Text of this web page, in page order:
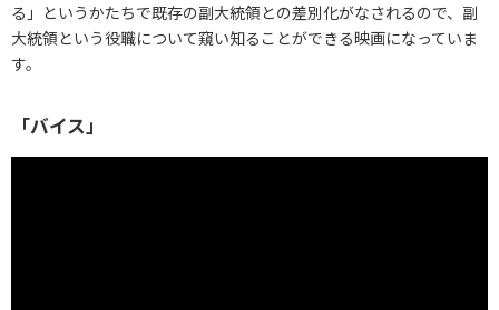
る」というかたちで既存の副大統領との差別化がなされるので、副
大統領という役職について窺い知ることができる映画になっていま
す。
「バイス」